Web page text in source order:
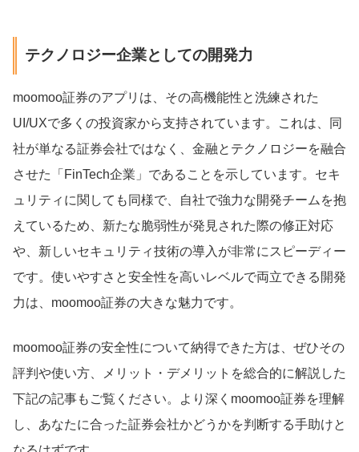
テクノロジー企業としての開発力
moomoo証券のアプリは、その高機能性と洗練された
UI/UXで多くの投資家から支持されています。これは、同
社が単なる証券会社ではなく、金融とテクノロジーを融合
させた「FinTech企業」であることを示しています。セキ
ュリティに関しても同様で、自社で強力な開発チームを抱
えているため、新たな脆弱性が発見された際の修正対応
や、新しいセキュリティ技術の導入が非常にスピーディー
です。使いやすさと安全性を高いレベルで両立できる開発
力は、moomoo証券の大きな魅力です。
moomoo証券の安全性について納得できた方は、ぜひその
評判や使い方、メリット・デメリットを総合的に解説した
下記の記事もご覧ください。より深くmoomoo証券を理解
し、あなたに合った証券会社かどうかを判断する手助けと